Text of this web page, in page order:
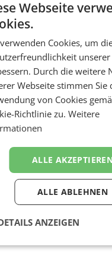
aus Spezialisierung
die
damit für ihre
Webseite
Cookies, um
unserer
Durch die weitere
Webseite stimmen Sie
von Cookies
Richtlinie zu.Weitere
ALLE AKZEPTIEREN
ALLE ABLEHNEN
ANZEIGEN